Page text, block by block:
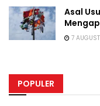
Asal
7
POPULER